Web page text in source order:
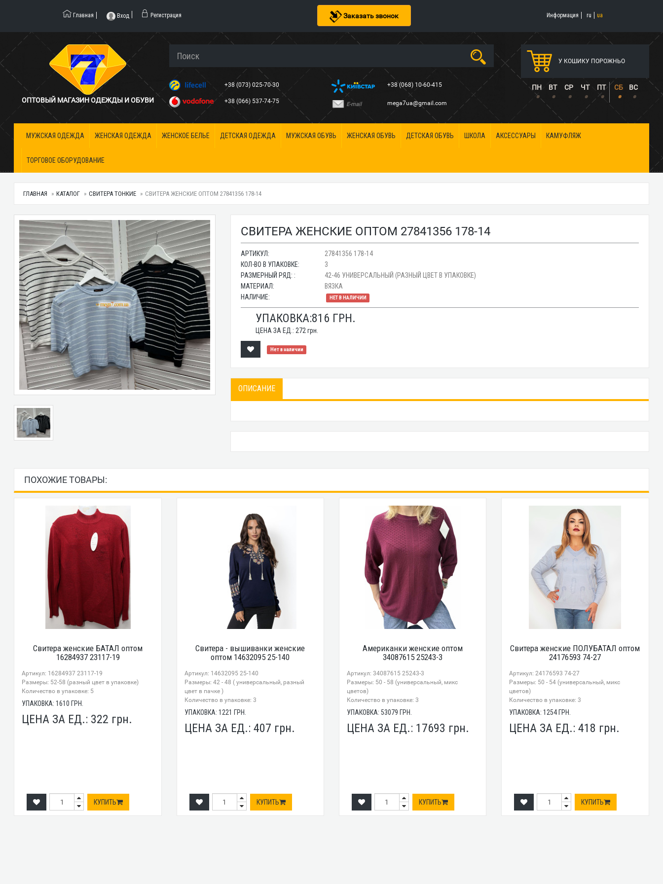
Заказать звонок
Главная Вход Регистрация Информация ru ua
ОПТОВЫЙ МАГАЗИН ОДЕЖДЫ И ОБУВИ
+38 (073) 025-70-30
+38 (066) 537-74-75
+38 (068) 10-60-415
E-mail mega7ua@gmail.com
У КОШИКУ ПОРОЖНЬО
ПН ВТ СР ЧТ ПТ СБ ВС
• • • • • • •
МУЖСКАЯ ОДЕЖДА ЖЕНСКАЯ ОДЕЖДА ЖЕНСКОЕ БЕЛЬЕ ДЕТСКАЯ ОДЕЖДА МУЖСКАЯ ОБУВЬ ЖЕНСКАЯ ОБУВЬ ДЕТСКАЯ ОБУВЬ ШКОЛА АКСЕССУАРЫ КАМУФЛЯЖ
ТОРГОВОЕ ОБОРУДОВАНИЕ
ГЛАВНАЯ КАТАЛОГ СВИТЕРА ТОНКИЕ СВИТЕРА ЖЕНСКИЕ ОПТОМ 27841356 178-14
СВИТЕРА ЖЕНСКИЕ ОПТОМ 27841356 178-14
АРТИКУЛ:
27841356 178-14
КОЛ-ВО В УПАКОВКЕ:
3
РАЗМЕРНЫЙ РЯД: :
42-46 УНИВЕРСАЛЬНЫЙ (РАЗНЫЙ ЦВЕТ В УПАКОВКЕ)
МАТЕРИАЛ:
ВЯЗКА
НАЛИЧИЕ:
НЕТ В НАЛИЧИИ
УПАКОВКА:816 ГРН.
ЦЕНА ЗА ЕД.: 272 грн.
Нет в наличии
ОПИСАНИЕ
ПОХОЖИЕ ТОВАРЫ:
Свитера женские БАТАЛ оптом
16284937 23117-19
Артикул: 16284937 23117-19
Размеры: 52-58 (разный цвет в упаковке)
Количество в упаковке: 5
УПАКОВКА:1610 ГРН.
ЦЕНА ЗА ЕД.: 322 грн.
КУПИТЬ
Свитера - вышиванки женские
оптом 14632095 25-140
Артикул: 14632095 25-140
Размеры: 42 - 48 ( универсальный, разный
цвет в пачке )
Количество в упаковке: 3
УПАКОВКА: 1221 ГРН.
ЦЕНА ЗА ЕД.: 407 грн.
КУПИТЬ
Американки женские оптом
34087615 25243-3
Артикул: 34087615 25243-3
Размеры: 50 - 58 (универсальный, микс
цветов)
Количество в упаковке: 3
УПАКОВКА: 53079 ГРН.
ЦЕНА ЗА ЕД.: 17693 грн.
КУПИТЬ
Свитера женские ПОЛУБАТАЛ оптом
24176593 74-27
Артикул: 24176593 74-27
Размеры: 50 - 54 (универсальный, микс
цветов)
Количество в упаковке: 3
УПАКОВКА:1254 ГРН.
ЦЕНА ЗА ЕД.:418 грн.
КУПИТЬ